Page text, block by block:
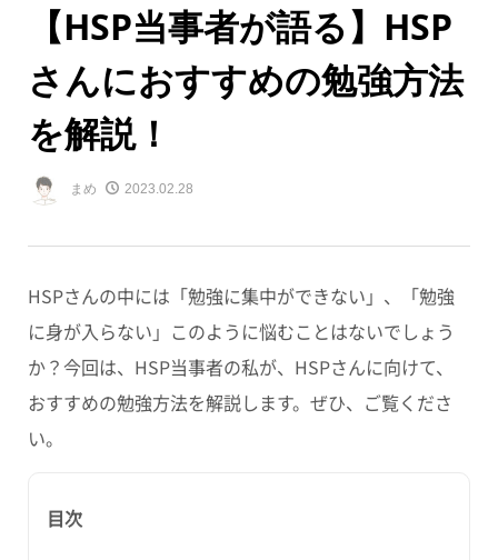
【HSP当事者が語る】HSP
さんにおすすめの勉強方法
を解説！
まめ 2023.02.28
HSPさんの中には「勉強に集中ができない」、「勉強
に身が入らない」このように悩むことはないでしょう
か？今回は、HSP当事者の私が、HSPさんに向けて、
おすすめの勉強方法を解説します。ぜひ、ご覧くださ
い。
目次